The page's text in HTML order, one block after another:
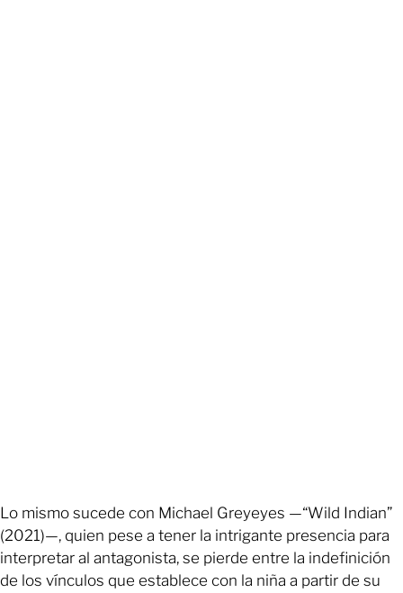
Lo mismo sucede con Michael Greyeyes —“Wild Indian”
(2021)—, quien pese a tener la intrigante presencia para
interpretar al antagonista, se pierde entre la indefinición
de los vínculos que establece con la niña a partir de su